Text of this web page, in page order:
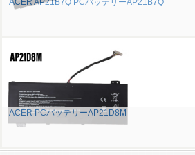
ACER AP21B7Q PCバッテリーAP21B7Q
ACER PCバッテリーAP21D8M